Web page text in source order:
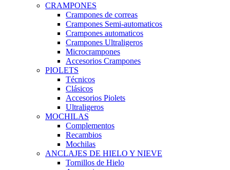
CRAMPONES
Crampones de correas
Crampones Semi-automaticos
Crampones automaticos
Crampones Ultraligeros
Microcrampones
Accesorios Crampones
PIOLETS
Técnicos
Clásicos
Accesorios Piolets
Ultraligeros
MOCHILAS
Complementos
Recambios
Mochilas
ANCLAJES DE HIELO Y NIEVE
Tornillos de Hielo